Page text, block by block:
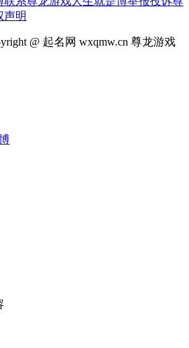
声明
@ 起名网 wxqmw.cn 尊龙游戏